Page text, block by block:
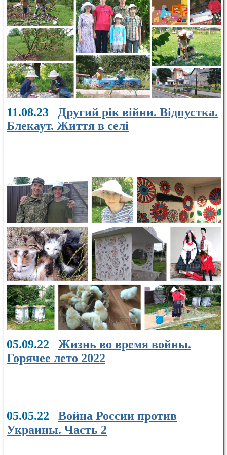
11.08.23 Другий рік війни. Відпустка.
Блекаут. Життя в селі
05.09.22 Жизнь во время войны.
Горячее лето 2022
05.05.22 Война России против
Украины. Часть 2